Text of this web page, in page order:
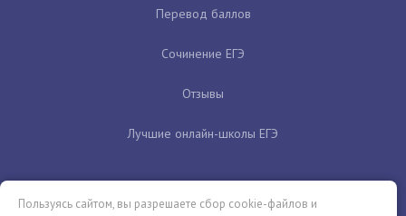
Перевод баллов
Сочинение ЕГЭ
Отзывы
Лучшие онлайн-школы ЕГЭ
Пользуясь сайтом, вы разрешаете сбор cookie-файлов и